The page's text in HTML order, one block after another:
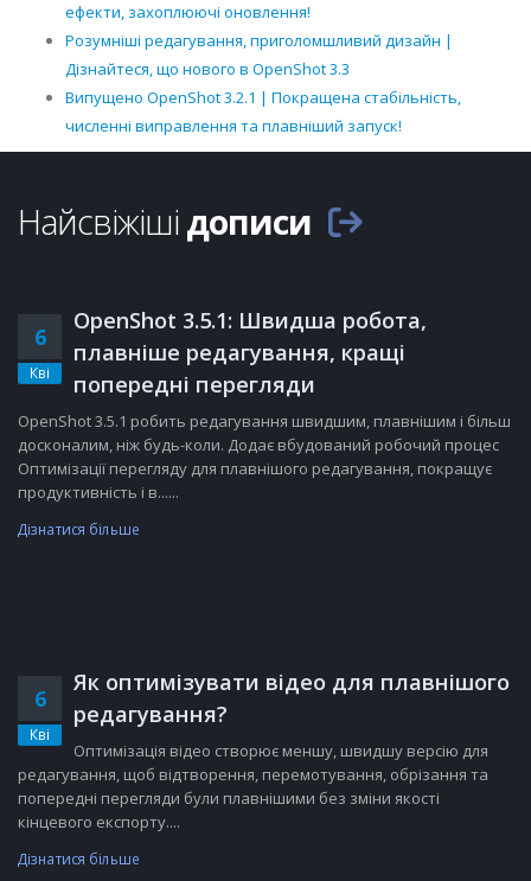
ефекти, захоплюючі оновлення!
Розумніші редагування, приголомшливий дизайн |
Дізнайтеся, що нового в OpenShot 3.3
Випущено OpenShot 3.2.1 | Покращена стабільність,
численні виправлення та плавніший запуск!
Найсвіжішідописи
6
Кві
OpenShot 3.5.1: Швидша робота,
плавніше редагування, кращі
попередні перегляди
OpenShot 3.5.1 робить редагування швидшим, плавнішим і більш
досконалим, ніж будь-коли. Додає вбудований робочий процес
Оптимізації перегляду для плавнішого редагування, покращує
продуктивність і в......
Дізнатися більше
6
Кві
Як оптимізувати відео для плавнішого
редагування?
Оптимізація відео створює меншу, швидшу версію для
редагування, щоб відтворення, перемотування, обрізання та
попередні перегляди були плавнішими без зміни якості
кінцевого експорту....
Дізнатися більше